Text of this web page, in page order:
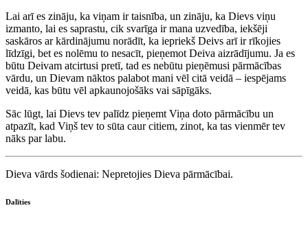
Lai arī es zināju, ka viņam ir taisnība, un zināju, ka Dievs viņu
izmanto, lai es saprastu, cik svarīga ir mana uzvedība, iekšēji
saskāros ar kārdinājumu norādīt, ka iepriekš Deivs arī ir rīkojies
līdzīgi, bet es nolēmu to nesacīt, pieņemot Deiva aizrādījumu. Ja es
būtu Deivam atcirtusi pretī, tad es nebūtu pieņēmusi pārmācības
vārdu, un Dievam nāktos palabot mani vēl citā veidā – iespējams
veidā, kas būtu vēl apkaunojošāks vai sāpīgāks.
Sāc lūgt, lai Dievs tev palīdz pieņemt Viņa doto pārmācību un
atpazīt, kad Viņš tev to sūta caur citiem, zinot, ka tas vienmēr tev
nāks par labu.
Dieva vārds šodienai: Nepretojies Dieva pārmācībai.
Dalīties